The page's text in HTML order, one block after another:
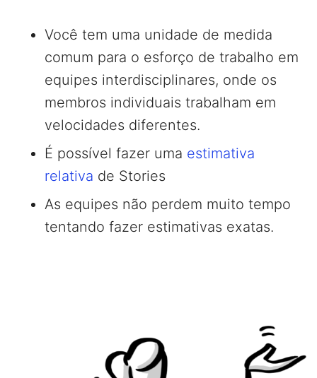
Você tem uma unidade de medida
comum para o esforço de trabalho em
equipes interdisciplinares, onde os
membros individuais trabalham em
velocidades diferentes.
É possível fazer uma estimativa
relativa de Stories
As equipes não perdem muito tempo
tentando fazer estimativas exatas.